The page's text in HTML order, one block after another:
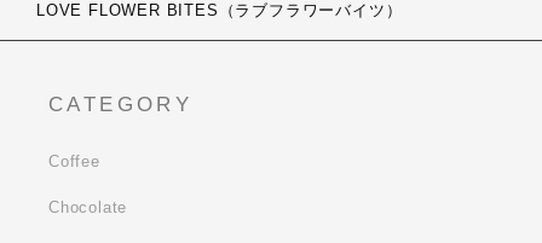
LOVE FLOWER BITES（ラブフラワーバイツ）
CATEGORY
Coffee
Chocolate